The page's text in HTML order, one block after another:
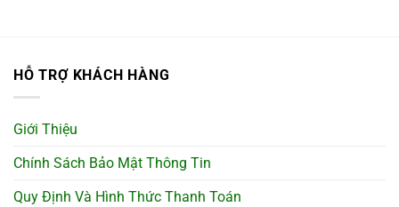
HỖ TRỢ KHÁCH HÀNG
Giới Thiệu
Chính Sách Bảo Mật Thông Tin
Quy Định Và Hình Thức Thanh Toán